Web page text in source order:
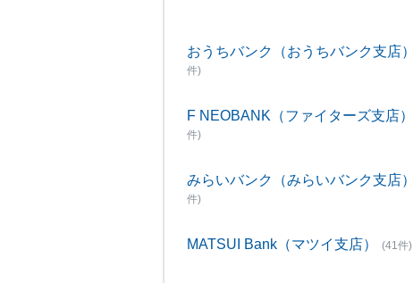
おうちバンク（おうちバンク支店）
件)
F NEOBANK（ファイターズ支店）
件)
みらいバンク（みらいバンク支店）
件)
MATSUI Bank（マツイ支店） (41件)